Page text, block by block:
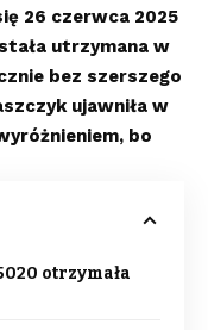
26 czerwca 2025
utrzymana w
bez szerszego
ujawniła w
bo
otrzymała